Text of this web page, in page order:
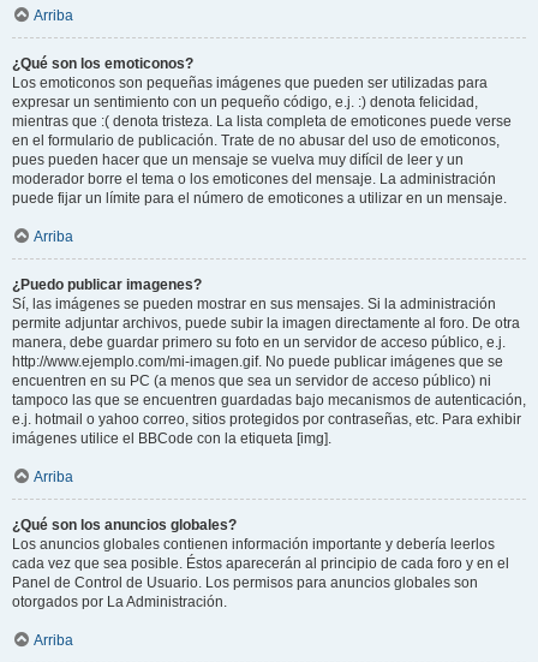
Arriba
¿Qué son los emoticonos?
Los emoticonos son pequeñas imágenes que pueden ser utilizadas para
expresar un sentimiento con un pequeño código, e.j. :) denota felicidad,
mientras que :( denota tristeza. La lista completa de emoticones puede verse
en el formulario de publicación. Trate de no abusar del uso de emoticonos,
pues pueden hacer que un mensaje se vuelva muy difícil de leer y un
moderador borre el tema o los emoticones del mensaje. La administración
puede fijar un límite para el número de emoticones a utilizar en un mensaje.
Arriba
¿Puedo publicar imagenes?
Sí, las imágenes se pueden mostrar en sus mensajes. Si la administración
permite adjuntar archivos, puede subir la imagen directamente al foro. De otra
manera, debe guardar primero su foto en un servidor de acceso público, e.j.
http://www.ejemplo.com/mi-imagen.gif. No puede publicar imágenes que se
encuentren en su PC (a menos que sea un servidor de acceso público) ni
tampoco las que se encuentren guardadas bajo mecanismos de autenticación,
e.j. hotmail o yahoo correo, sitios protegidos por contraseñas, etc. Para exhibir
imágenes utilice el BBCode con la etiqueta [img].
Arriba
¿Qué son los anuncios globales?
Los anuncios globales contienen información importante y debería leerlos
cada vez que sea posible. Éstos aparecerán al principio de cada foro y en el
Panel de Control de Usuario. Los permisos para anuncios globales son
otorgados por La Administración.
Arriba